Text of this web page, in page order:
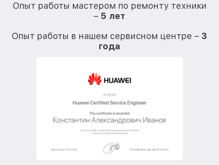
Опыт работы мастером по ремонту техники
– 5 лет
Опыт работы в нашем сервисном центре – 3
года